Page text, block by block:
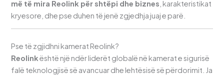
më të mira Reolink për shtëpi dhe biznes , karakteristikat
kryesore, dhe pse duhen të jenë zgjedhja juaj e parë.
Pse të zgjidhni kamerat Reolink?
Reolinkështë një ndër liderët globalë në kamerat e sigurisë
falë teknologjisë së avancuar dhe lehtësisë së përdorimit. Ja